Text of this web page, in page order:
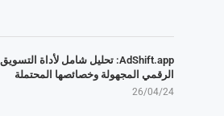
AdShift.app: تحليل شامل لأداة التسويق
الرقمي المجهولة وخصائصها المحتملة
26/04/24